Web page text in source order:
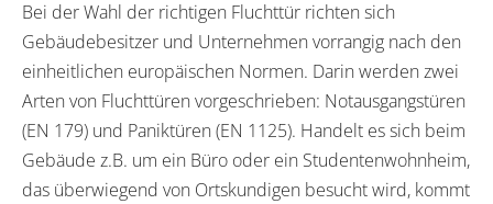
Bei der Wahl der richtigen Fluchttür richten sich
Gebäudebesitzer und Unternehmen vorrangig nach den
einheitlichen europäischen Normen. Darin werden zwei
Arten von Fluchttüren vorgeschrieben: Notausgangstüren
(EN 179) und Paniktüren (EN 1125). Handelt es sich beim
Gebäude z.B. um ein Büro oder ein Studentenwohnheim,
das überwiegend von Ortskundigen besucht wird, kommt